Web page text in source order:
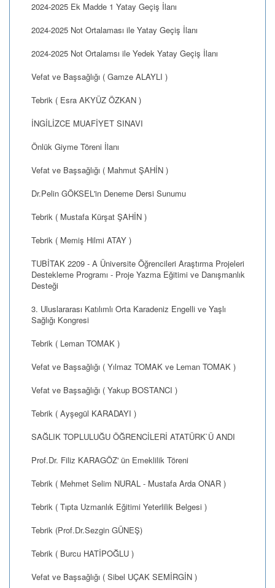
2024-2025 Ek Madde 1 Yatay Geçiş İlanı
2024-2025 Not Ortalaması ile Yatay Geçiş İlanı
2024-2025 Not Ortalamsı ile Yedek Yatay Geçiş İlanı
Vefat ve Başsağlığı ( Gamze ALAYLI )
Tebrik ( Esra AKYÜZ ÖZKAN )
İNGİLİZCE MUAFİYET SINAVI
Önlük Giyme Töreni İlanı
Vefat ve Başsağlığı ( Mahmut ŞAHİN )
Dr.Pelin GÖKSEL'in Deneme Dersi Sunumu
Tebrik ( Mustafa Kürşat ŞAHİN )
Tebrik ( Memiş Hilmi ATAY )
TUBİTAK 2209 - A Üniversite Öğrencileri Araştırma Projeleri
Destekleme Programı - Proje Yazma Eğitimi ve Danışmanlık
Desteği
3. Uluslararası Katılımlı Orta Karadeniz Engelli ve Yaşlı
Sağlığı Kongresi
Tebrik ( Leman TOMAK )
Vefat ve Başsağlığı ( Yılmaz TOMAK ve Leman TOMAK )
Vefat ve Başsağlığı ( Yakup BOSTANCI )
Tebrik ( Ayşegül KARADAYI )
SAĞLIK TOPLULUĞU ÖĞRENCİLERİ ATATÜRK`Ü ANDI
Prof.Dr. Filiz KARAGÖZ' ün Emeklilik Töreni
Tebrik ( Mehmet Selim NURAL - Mustafa Arda ONAR )
Tebrik ( Tıpta Uzmanlık Eğitimi Yeterlilik Belgesi )
Tebrik (Prof.Dr.Sezgin GÜNEŞ)
Tebrik ( Burcu HATİPOĞLU )
Vefat ve Başsağlığı ( Sibel UÇAK SEMİRGİN )